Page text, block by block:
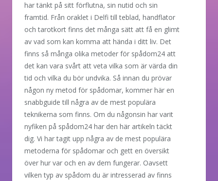
har tänkt på sitt förflutna, sin nutid och sin
framtid. Från oraklet i Delfi till teblad, handflator
och tarotkort finns det många sätt att få en glimt
av vad som kan komma att hända i ditt liv. Det
finns så många olika metoder för spådom24 att
det kan vara svårt att veta vilka som är värda din
tid och vilka du bör undvika. Så innan du prövar
någon ny metod för spådomar, kommer här en
snabbguide till några av de mest populära
teknikerna som finns. Om du någonsin har varit
nyfiken på spådom24 har den här artikeln täckt
dig. Vi har tagit upp några av de mest populära
metoderna för spådomar och gett en översikt
över hur var och en av dem fungerar. Oavsett
vilken typ av spådom du är intresserad av finns